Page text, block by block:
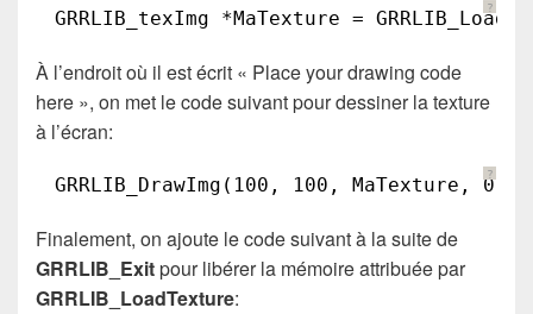
?
GRRLIB_texImg *MaTexture =
À l’endroit où il est écrit « Place your drawing code
here », on met le code suivant pour dessiner la texture
à l’écran:
?
GRRLIB_DrawImg(100, 100, MaTexture, 0,
Finalement, on ajoute le code suivant à la suite de
GRRLIB_Exitpour libérer la mémoire attribuée par
GRRLIB_LoadTexture: